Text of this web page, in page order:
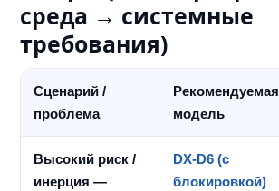
среда → системные
требования)
Сценарий /
проблема
Рекомендуемая
модель
Высокий риск /
инерция —
DX-D6 (с
блокировкой)